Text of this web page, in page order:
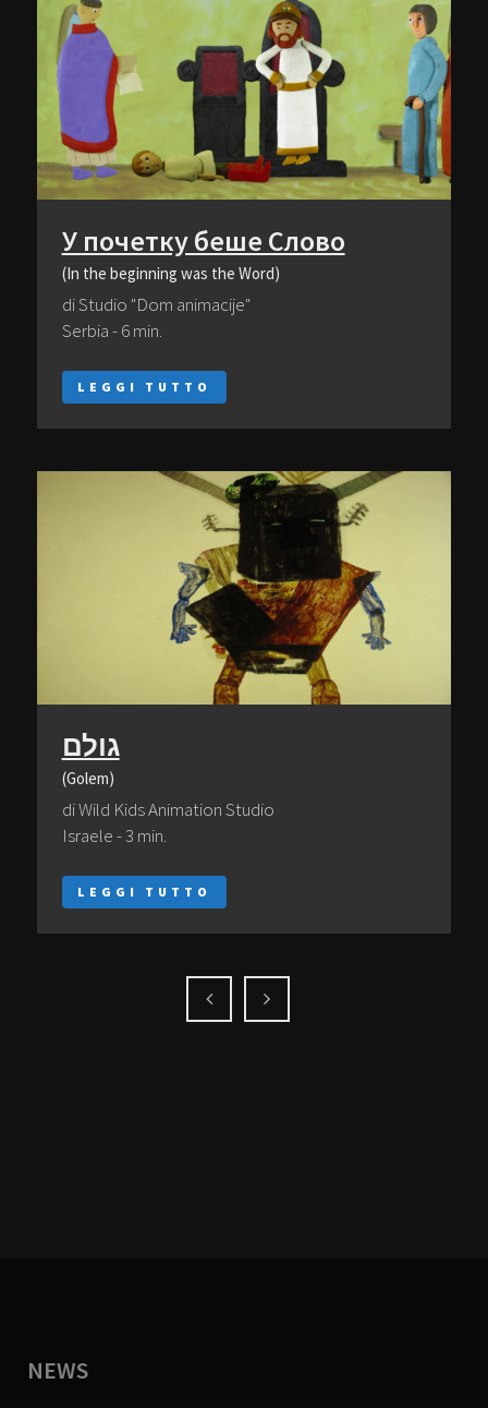
У почетку беше Слово
(In the beginning was the Word)
di Studio "Dom animacije"
Serbia - 6 min.
LEGGI TUTTO
גולם
(Golem)
di Wild Kids Animation Studio
Israele - 3 min.
LEGGI TUTTO
NEWS